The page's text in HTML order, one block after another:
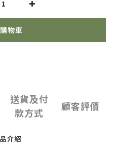
物車
送貨及付
款方式
顧客評價
介紹